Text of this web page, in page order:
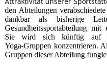
den Abteilungen
dankbar als bisherige
Gesundheitssportabteilung
Sie wird sich künftig auf
Yoga‑Gruppen konzentrieren.
Gruppen dieser Abteilung